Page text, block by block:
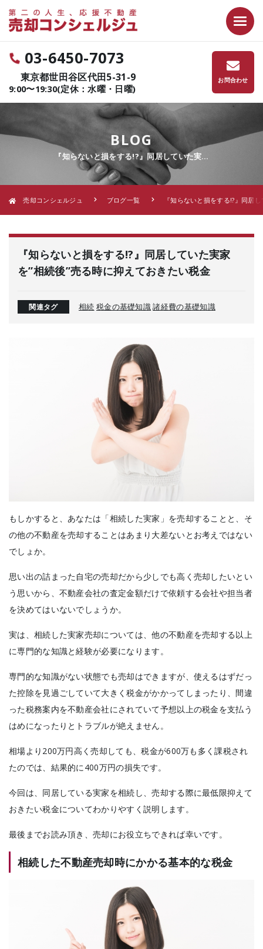
03-6450-7073
東京都世田谷区代田5-31-9
9:00〜19:30(定休：水曜・日曜)
お問合わせ
BLOG
『知らないと損をする!?』同居していた実…
売却コンシェルジュ ブログ一覧 『知らないと損をする!?』同居
『知らないと損をする!?』同居していた実家
を”相続後”売る時に抑えておきたい税金
関連タグ 相続 税金の基礎知識諸経費の基礎知識
もしかすると、あなたは「相続した実家」を売却することと、そ
の他の不動産を売却することはあまり大差ないとお考えではない
でしょか。
思い出の詰まった自宅の売却だから少しでも高く売却したいとい
う思いから、不動産会社の査定金額だけで依頼する会社や担当者
を決めてはいないでしょうか。
実は、相続した実家売却については、他の不動産を売却する以上
に専門的な知識と経験が必要になります。
専門的な知識がない状態でも売却はできますが、使えるはずだっ
た控除を見過ごしていて大きく税金がかかってしまったり、間違
った税務案内を不動産会社にされていて予想以上の税金を支払う
はめになったりとトラブルが絶えません。
相場より200万円高く売却しても、税金が600万も多く課税され
たのでは、結果的に400万円の損失です。
今回は、同居している実家を相続し、売却する際に最低限抑えて
おきたい税金についてわかりやすく説明します。
最後までお読み頂き、売却にお役立ちできれば幸いです。
相続した不動産売却時にかかる基本的な税金